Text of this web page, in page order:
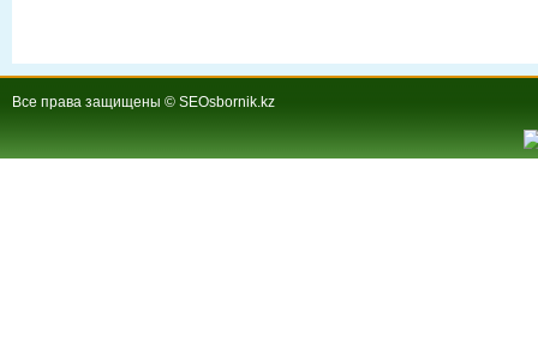
Все права защищены © SEOsbornik.kz